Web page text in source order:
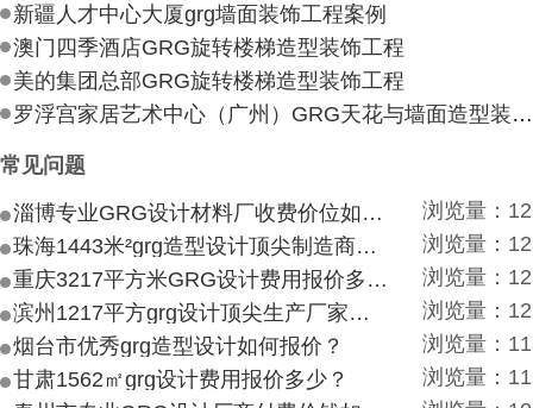
新疆人才中心大厦grg墙面装饰工程案例
澳门四季酒店GRG旋转楼梯造型装饰工程
美的集团总部GRG旋转楼梯造型装饰工程
罗浮宫家居艺术中心（广州）GRG天花与墙面造型装饰工程
常见问题
淄博专业GRG设计材料厂收费价位如何？
浏览量：
珠海1443米²grg造型设计顶尖制造商付费付费多少？
浏览量：
重庆3217平方米GRG设计费用报价多少？
浏览量：
滨州1217平方grg设计顶尖生产厂家价目如何？
浏览量：
烟台市优秀grg造型设计如何报价？
浏览量：
甘肃1562㎡grg设计费用报价多少？
浏览量：